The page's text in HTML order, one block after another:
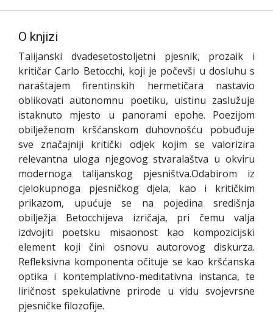
O knjizi
Talijanski dvadesetostoljetni pjesnik, prozaik i
kritičar Carlo Betocchi, koji je počevši u dosluhu s
naraštajem firentinskih hermetičara nastavio
oblikovati autonomnu poetiku, uistinu zaslužuje
istaknuto mjesto u panorami epohe. Poezijom
obilježenom kršćanskom duhovnošću pobuđuje
sve značajniji kritički odjek kojim se valorizira
relevantna uloga njegovog stvaralaštva u okviru
modernoga talijanskog pjesništva.Odabirom iz
cjelokupnoga pjesničkog djela, kao i kritičkim
prikazom, upućuje se na pojedina središnja
obilježja Betocchijeva izričaja, pri čemu valja
izdvojiti poetsku misaonost kao kompozicijski
element koji čini osnovu autorovog diskurza.
Refleksivna komponenta očituje se kao kršćanska
optika i kontemplativno-meditativna instanca, te
liričnost spekulativne prirode u vidu svojevrsne
pjesničke filozofije.